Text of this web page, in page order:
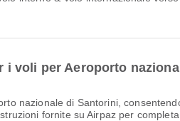
voli per Aeroporto
fornite su Airpaz per